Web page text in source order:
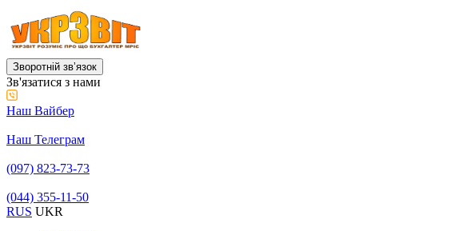
Зворотній звʼязок
Зв'язатися з нами
Наш Вайбер
Наш Телеграм
(097) 823-73-73
(044) 355-11-50
RUS UKR